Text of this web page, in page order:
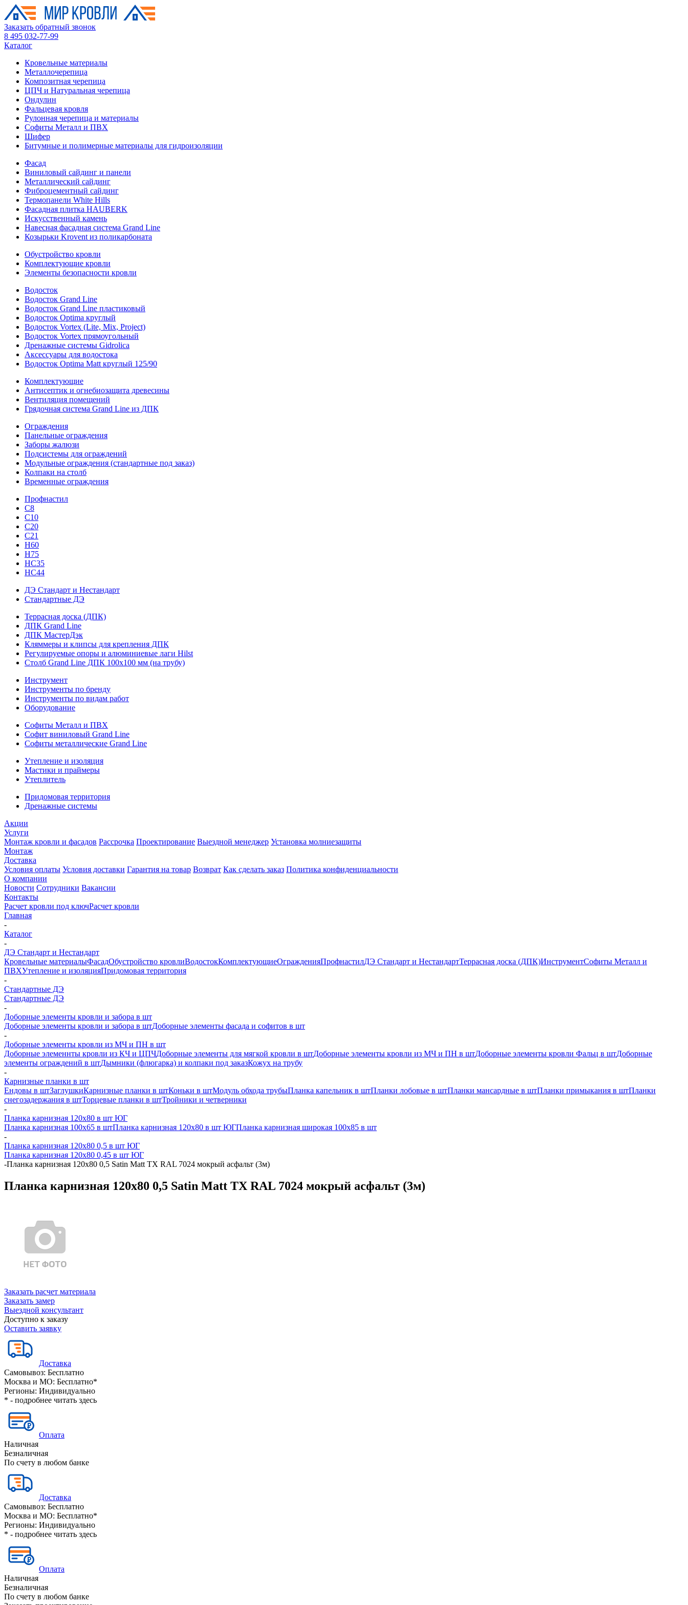
Заказать обратный звонок
8 495 032-77-99
Каталог
Кровельные материалы
Металлочерепица
Композитная черепица
ЦПЧ и Натуральная черепица
Ондулин
Фальцевая кровля
Рулонная черепица и материалы
Софиты Металл и ПВХ
Шифер
Битумные и полимерные материалы для гидроизоляции
Фасад
Виниловый сайдинг и панели
Металлический сайдинг
Фиброцементный сайдинг
Термопанели White Hills
Фасадная плитка HAUBERK
Искусственный камень
Навесная фасадная система Grand Line
Козырьки Krovent из поликарбоната
Обустройство кровли
Комплектующие кровли
Элементы безопасности кровли
Водосток
Водосток Grand Line
Водосток Grand Line пластиковый
Водосток Optima круглый
Водосток Vortex (Lite, Mix, Project)
Водосток Vortex прямоугольный
Дренажные системы Gidrolica
Аксессуары для водостока
Водосток Optima Matt круглый 125/90
Комплектующие
Антисептик и огнебиозащита древесины
Вентиляция помещений
Грядочная система Grand Line из ДПК
Ограждения
Панельные ограждения
Заборы жалюзи
Подсистемы для ограждений
Модульные ограждения (стандартные под заказ)
Колпаки на столб
Временные ограждения
Профнастил
С8
С10
С20
С21
H60
H75
HС35
НС44
ДЭ Стандарт и Нестандарт
Стандартные ДЭ
Террасная доска (ДПК)
ДПК Grand Line
ДПК МастерДэк
Кляммеры и клипсы для крепления ДПК
Регулируемые опоры и алюминиевые лаги Hilst
Столб Grand Line ДПК 100х100 мм (на трубу)
Инструмент
Инструменты по бренду
Инструменты по видам работ
Оборудование
Софиты Металл и ПВХ
Софит виниловый Grand Line
Софиты металлические Grand Line
Утепление и изоляция
Мастики и праймеры
Утеплитель
Придомовая территория
Дренажные системы
Акции
Услуги
Монтаж кровли и фасадов Рассрочка Проектирование Выездной менеджер Установка молниезащиты
Монтаж
Доставка
Условия оплаты Условия доставки Гарантия на товар Возврат Как сделать заказ Политика конфиденциальности
О компании
Новости Сотрудники Вакансии
Контакты
Расчет кровли под ключРасчет кровли
Главная
-
Каталог
-
ДЭ Стандарт и Нестандарт
Кровельные материалыФасадОбустройство кровлиВодостокКомплектующиеОгражденияПрофнастилДЭ Стандарт и НестандартТеррасная доска (ДПК)ИнструментСофиты Металл и
ПВХУтепление и изоляцияПридомовая территория
-
Стандартные ДЭ
Стандартные ДЭ
-
Доборные элементы кровли и забора в шт
Доборные элементы кровли и забора в штДоборные элементы фасада и софитов в шт
-
Доборные элементы кровли из МЧ и ПН в шт
Доборные элеменнты кровли из КЧ и ЦПЧДоборные элементы для мягкой кровли в штДоборные элементы кровли из МЧ и ПН в штДоборные элементы кровли Фальц в штДоборные
элементы ограждений в штДымники (флюгарка) и колпаки под заказКожух на трубу
-
Карнизные планки в шт
Ендовы в штЗаглушкиКарнизные планки в штКоньки в штМодуль обхода трубыПланка капельник в штПланки лобовые в штПланки мансардные в штПланки примыкания в штПланки
снегозадержания в штТорцевые планки в штТройники и четверники
-
Планка карнизная 120х80 в шт ЮГ
Планка карнизная 100х65 в штПланка карнизная 120х80 в шт ЮГПланка карнизная широкая 100х85 в шт
-
Планка карнизная 120х80 0,5 в шт ЮГ
Планка карнизная 120х80 0,45 в шт ЮГ
-Планка карнизная 120х80 0,5 Satin Matt TX RAL 7024 мокрый асфальт (3м)
Планка карнизная 120х80 0,5 Satin Matt TX RAL 7024 мокрый асфальт (3м)
Заказать расчет материала
Заказать замер
Выездной консультант
Доступно к заказу
Оставить заявку
Доставка
Самовывоз: Бесплатно
Москва и МО: Бесплатно*
Регионы: Индивидуально
* - подробнее читать здесь
Оплата
Наличная
Безналичная
По счету в любом банке
Доставка
Самовывоз: Бесплатно
Москва и МО: Бесплатно*
Регионы: Индивидуально
* - подробнее читать здесь
Оплата
Наличная
Безналичная
По счету в любом банке